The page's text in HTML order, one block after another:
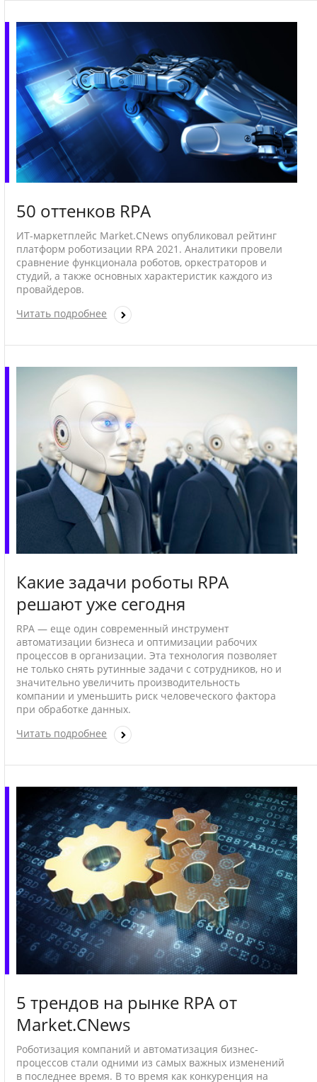
50 оттенков RPA
ИТ-маркетплейс Market.CNews опубликовал рейтинг
платформ роботизации RPA 2021. Аналитики провели
сравнение функционала роботов, оркестраторов и
студий, а также основных характеристик каждого из
провайдеров.
Читать подробнее
Какие задачи роботы RPA
решают уже сегодня
RPA — еще один современный инструмент
автоматизации бизнеса и оптимизации рабочих
процессов в организации. Эта технология позволяет
не только снять рутинные задачи с сотрудников, но и
значительно увеличить производительность
компании и уменьшить риск человеческого фактора
при обработке данных.
Читать подробнее
5 трендов на рынке RPA от
Market.CNews
Роботизация компаний и автоматизация бизнес-
процессов стали одними из самых важных изменений
в последнее время. В то время как конкуренция на